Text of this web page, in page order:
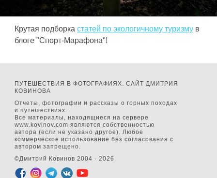
Крутая подборка статей по экологичному туризму в
блоге "Спорт-Марафона"!
ПУТЕШЕСТВИЯ В ФОТОГРАФИЯХ. САЙТ ДМИТРИЯ
КОВИНОВА
Отчеты, фотографии и рассказы о горных походах
и путешествиях.
Все материалы, находящиеся на сервере
www.kovinov.com являются собственностью
автора (если не указано другое). Любое
коммерческое использование без согласования с
автором запрещено.
©Дмитрий Ковинов 2004 - 2026